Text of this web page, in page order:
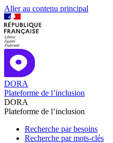
Aller au contenu principal
DORA
Plateforme de l’inclusion
DORA
Plateforme de l’inclusion
Recherche par besoins
Recherche par mots-clés